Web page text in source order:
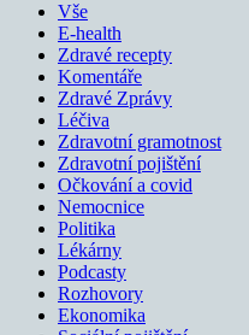
Vše
E-health
Zdravé recepty
Komentáře
Zdravé Zprávy
Léčiva
Zdravotní gramotnost
Zdravotní pojištění
Očkování a covid
Nemocnice
Politika
Lékárny
Podcasty
Rozhovory
Ekonomika